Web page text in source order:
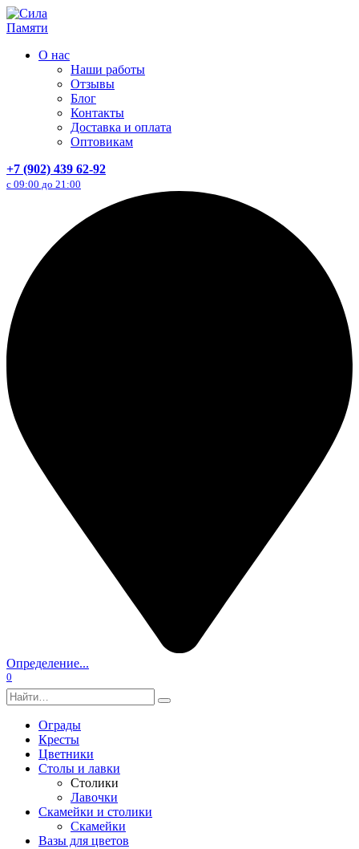
Перейти
к
О нас
Наши работы
Отзывы
Блог
Контакты
Доставка и оплата
Оптовикам
+7 (902) 439 62-92
с 09:00 до 21:00
Определение...
0
Search
for:
Ограды
Кресты
Цветники
Столы и лавки
Столики
Лавочки
Скамейки и столики
Скамейки
Вазы для цветов